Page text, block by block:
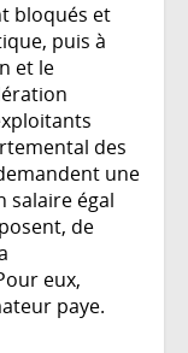
bloqués et
puis à
et le
des
une
salaire égal
de
eux,
paye.